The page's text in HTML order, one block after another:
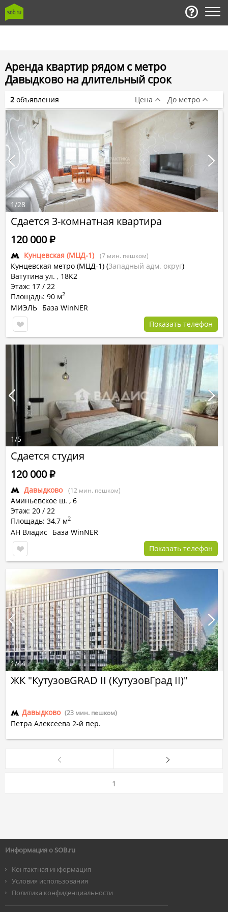
Аренда квартир рядом с метро
Давыдково на длительный срок
Сдается 3-комнатная квартира
Кунцевская (МЦД-1) (7 мин. пешком)
Кунцевская метро (МЦД-1) (Западный адм. округ)
Ватутина ул. , 18К2
Этаж: 17 / 22
Площадь: 90 м2
120 000Р
МИЭЛЬ База WinNER
Показать телефон
1/28
Сдается студия
Давыдково (12 мин. пешком)
Аминьевское ш. , 6
Этаж: 20 / 22
Площадь: 34,7 м2
120 000Р
АН Владис
База WinNER
Показать телефон
1/5
ЖК "КутузовGRAD II (КутузовГрад II)"
Давыдково (23 мин. пешком)
Петра Алексеева 2-й пер.
1/44
2 объявления Цена До метро
1
Информация о SOB.ru
Контактная информация
Условия использования
Политика конфиденциальности